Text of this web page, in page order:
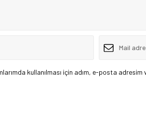
kullanılması için adım, e-posta adresim